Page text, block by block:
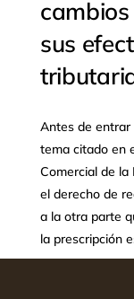
sus
Antes de entrar
tema citado en
Comercial de la
el derecho de
a la otra parte
la prescripción